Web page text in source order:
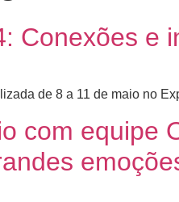
Conexões e
de 8 a 11 de maio no
com equipe